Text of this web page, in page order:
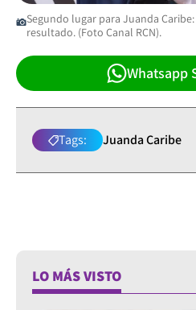
Segundo lugar para Juanda
resultado. (Foto Canal RCN).
Whatsapp
Tags: Juanda Caribe
LO MÁS VISTO